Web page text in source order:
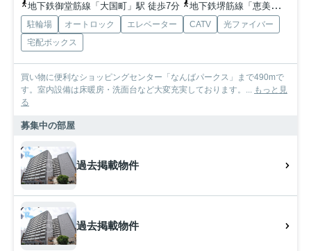
地下鉄御堂筋線「大国町」駅 徒歩7分
地下鉄堺筋線「恵美須町」駅 徒歩15分
駐輪場 オートロック エレベーター CATV
光ファイバー
宅配ボックス
買い物に便利なショッピングセンター「なんばパークス」まで490mで
す。室内設備は床暖房・洗面台など大変充実しております。...
もっと見
る
募集中の部屋
過去掲載物件
過去掲載物件